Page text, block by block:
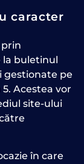
caracter
buletinul
gestionate pe
Acestea vor
site-ului
în care